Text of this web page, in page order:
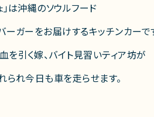
」は沖縄のソウルフード
ガーをお届けするキッチンカーで
引く嫁、バイト見習いティア坊が
れ今日も車を走らせます。